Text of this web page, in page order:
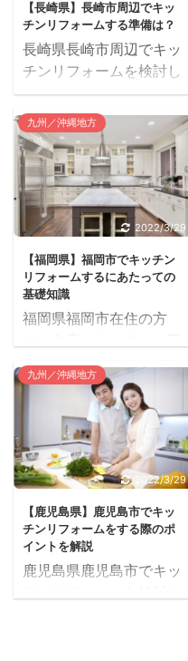
するかにかかっていると
いえます。 そこでここで
はどのようなところに着
目して業者を見つけるべ
きかについてみていきま
す。 子育て世帯の住環境
の向上、三世代同居によ
る子育ておよび世代間支
援ならびに高齢者の暮ら
しの安全確保を図るた
め、子育てのための改修
工事、三世代同居のため
の改修工事およびバリア
フリー改修工事を行う ...
【長崎県】長崎市周辺でキッ
チンリフォームする準備は？
長崎県長崎市周辺でキッ
チンリフォームを検討し
ているのであれば、業者
に連絡して見積もりを取
ることが大事です。 その
前に相場観を培っておく
ことが求められます。 で
ないと業者の提示した見
積が妥当な金額かどうか
そのほかにもどのような
点に留意しながら依頼す
るところを選定するか、
水洗化工事をすることが
困難な方へ、その工事費
の一部（限度額26万円）
を市が補助します。 補助
制度を利用できる主な条
件は、 汲取り便所から水
洗便所に改造をする。 未
水洗家屋を ...
九州／沖縄地方
2022/3/29
【福岡県】福岡市でキッチン
リフォームするにあたっての
基礎知識
福岡県福岡市在住の方
満を抱いている人はいま
せんか？ もし何とかした
いと思っているのであれ
ば、キッチンリフォーム
を行う選択肢がありま
す。 福岡市やその周辺の
リフォーム業者で対応し
ているところはたくさん
あります。 この中でどの
業者にお願いするかによ
って、リフォームの満足
度も大きく変わってきま
九州／沖縄地方
2022/3/29
【鹿児島県】鹿児島市でキッ
チンリフォームをする際のポ
イントを解説
鹿児島県鹿児島市でキッ